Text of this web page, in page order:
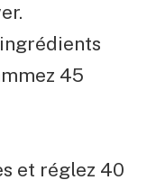
45
et réglez 40